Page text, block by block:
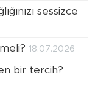
sessizce
18.07.2026
bir tercih?